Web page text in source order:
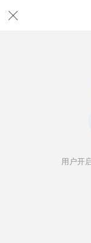
用户开